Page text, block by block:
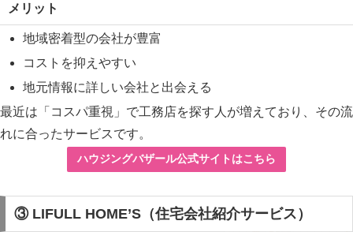
メリット
地域密着型の会社が豊富
コストを抑えやすい
地元情報に詳しい会社と出会える
最近は「コスパ重視」で工務店を探す人が増えており、その流
れに合ったサービスです。
ハウジングバザール公式サイトはこちら
③ LIFULL HOME’S（住宅会社紹介サービス）